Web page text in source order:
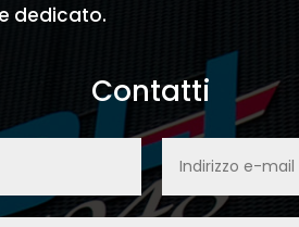
dedicato.
Contatti